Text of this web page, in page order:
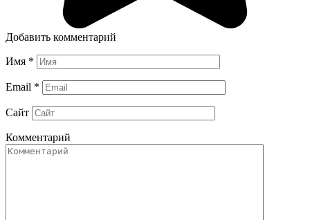
Добавить комментарий
Имя *
Email *
Сайт
Комментарий